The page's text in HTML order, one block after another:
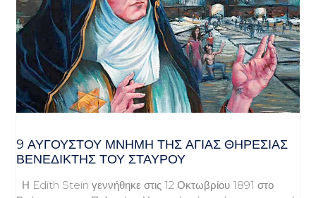
9 ΑΥΓΟΥΣΤΟΥ ΜΝΗΜΗ ΤΗΣ ΑΓΙΑΣ ΘΗΡΕΣΙΑΣ
ΒΕΝΕΔΙΚΤΗΣ ΤΟΥ ΣΤΑΥΡΟΥ
Η Edith Stein γεννήθηκε στις 12 Οκτωβρίου 1891 στο